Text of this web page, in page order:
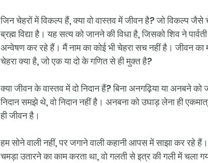
जिन चेहरों में विकल्प हैं, क्या वो वास्तव में जीवन है? जो विकल्प जैसे
ब्रह्म विद्या है। यह सत्य को जानने की विधा है, जिसको शिव ने
अन्वेषण कर रहे हैं। मैं नाम का कोई भी चेहरा सच नहीं है। जीवन का
चेहरा क्या है, जो एक या दो के गणित से ही मुक्त है?
क्या जीवन के वास्तव में दो निदान हैं? बिना अनगढ़िया या अनबने
निदान समझे थे, वो निदान नहीं है। अनबना को उघाड़ लेना ही
ही जीवन है।
हम सोने वाली नहीं, पर जगाने वाली कहानी आपस में साझा कर रहे
चमड़ा उतारने का काम करता था, वो गलती से इत्र की गली में चला